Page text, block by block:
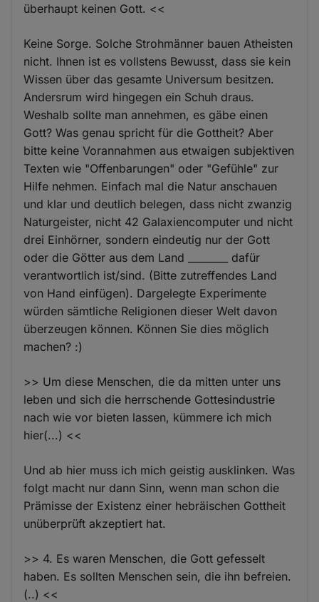
überhaupt keinen Gott. <<
Keine Sorge. Solche Strohmänner bauen Atheisten
nicht. Ihnen ist es vollstens Bewusst, dass sie kein
Wissen über das gesamte Universum besitzen.
Andersrum wird hingegen ein Schuh draus.
Weshalb sollte man annehmen, es gäbe einen
Gott? Was genau spricht für die Gottheit? Aber
bitte keine Vorannahmen aus etwaigen subjektiven
Texten wie "Offenbarungen" oder "Gefühle" zur
Hilfe nehmen. Einfach mal die Natur anschauen
und klar und deutlich belegen, dass nicht zwanzig
Naturgeister, nicht 42 Galaxiencomputer und nicht
drei Einhörner, sondern eindeutig nur der Gott
oder die Götter aus dem Land ________ dafür
verantwortlich ist/sind. (Bitte zutreffendes Land
von Hand einfügen). Dargelegte Experimente
würden sämtliche Religionen dieser Welt davon
überzeugen können. Können Sie dies möglich
machen? :)
>> Um diese Menschen, die da mitten unter uns
leben und sich die herrschende Gottesindustrie
nach wie vor bieten lassen, kümmere ich mich
hier(...) <<
Und ab hier muss ich mich geistig ausklinken. Was
folgt macht nur dann Sinn, wenn man schon die
Prämisse der Existenz einer hebräischen Gottheit
unüberprüft akzeptiert hat.
>> 4. Es waren Menschen, die Gott gefesselt
haben. Es sollten Menschen sein, die ihn befreien.
(..) <<